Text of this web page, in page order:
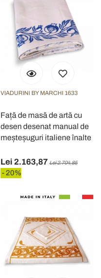
VIADURINI BY MARCHI 1633
Față de masă de artă cu
desen desenat manual de
meșteșuguri italiene înalte
Lei 2.163,87 Lei 2.704,85
- 20%